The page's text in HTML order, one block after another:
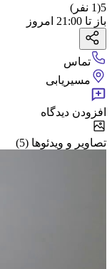
5
(
1 نفر)
باز تا 21:00 امروز
تماس
مسیریابی
افزودن دیدگاه
تصاویر و ویدئوها (5)